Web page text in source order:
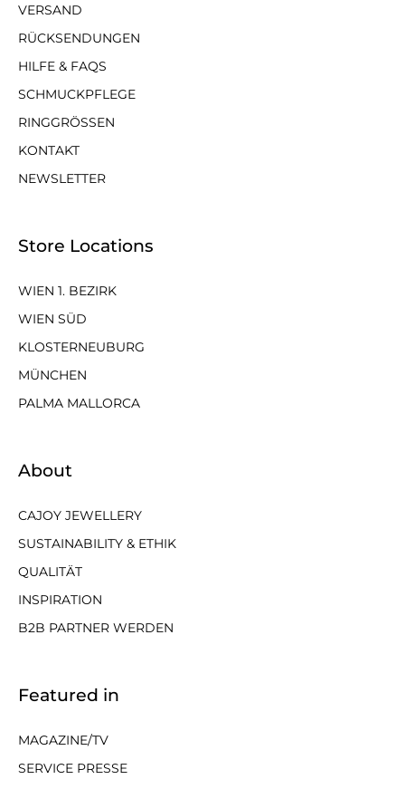
VERSAND
RÜCKSENDUNGEN
HILFE & FAQS
SCHMUCKPFLEGE
RINGGRÖSSEN
KONTAKT
NEWSLETTER
Store Locations
WIEN 1. BEZIRK
WIEN SÜD
KLOSTERNEUBURG
MÜNCHEN
PALMA MALLORCA
About
CAJOY JEWELLERY
SUSTAINABILITY & ETHIK
QUALITÄT
INSPIRATION
B2B PARTNER WERDEN
Featured in
MAGAZINE/TV
SERVICE PRESSE